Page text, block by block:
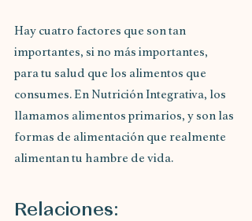
Hay cuatro factores que son tan
importantes, si no más importantes,
para tu salud que los alimentos que
consumes. En Nutrición Integrativa, los
llamamos alimentos primarios, y son las
formas de alimentación que realmente
alimentan tu hambre de vida.
Relaciones: